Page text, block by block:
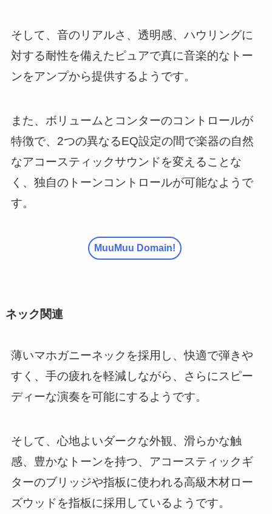
そして、音のリアルさ、透明感、ハウリングに
対する耐性を備えたピュアで真に音楽的なトー
ンをアンプから提供するようです。
また、ボリュームとコンターのコントロールが
特徴で、2つの異なるEQ設定の間で楽器の自然
なアコースティックサウンドを変えることな
く、独自のトーンコントロールが可能なようで
す。
MuuMuu Domain!
ネック関連
薄いマホガニーネックを採用し、快適で弾きや
すく、手の疲れを軽減しながら、さらにスピー
ディーな演奏を可能にするようです。
そして、心地よいダークな外観、滑らかな触
感、豊かなトーンを持つ、アコースティックギ
ターのブリッジや指板に使われる高級木材ロー
ズウッドを指板に採用しているようです。